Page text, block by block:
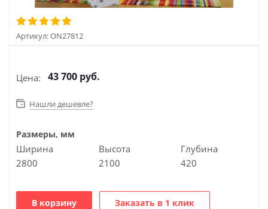
Артикул:ON27812
Цена: 43 700 руб.
Нашли дешевле?
Размеры, мм
Ширина
2800
Высота
2100
Глубина
420
В корзину Заказать в 1 клик